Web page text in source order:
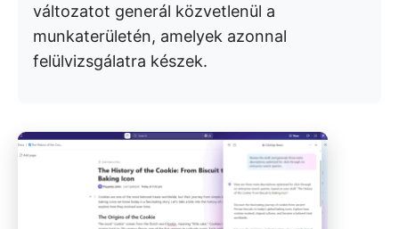
változatot generál közvetlenül a
munkaterületén, amelyek azonnal
felülvizsgálatra készek.